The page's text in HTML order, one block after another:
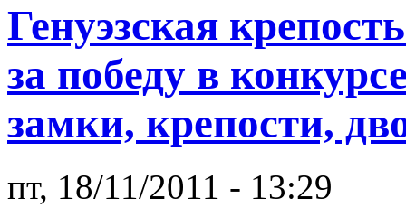
Генуэзская
за победу в
замки, крепости,
пт, 18/11/2011 - 13:29